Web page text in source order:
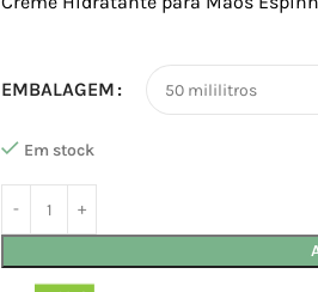
EMBALAGEM
Em stock